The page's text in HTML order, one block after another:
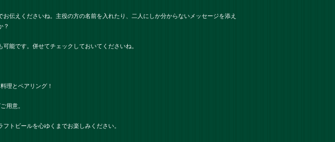
伝えくださいね。主役の方の名前を入れたり、二人にしか分からないメッセージを添え
？
能です。併せてチェックしておいてくださいね。
理とペアリング！
用意。
トビールを心ゆくまでお楽しみください。